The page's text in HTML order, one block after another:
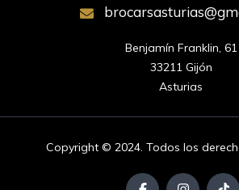
Benjamín Franklin, 61
33211 Gijón
Asturias
Copyright © 2024. Todos los